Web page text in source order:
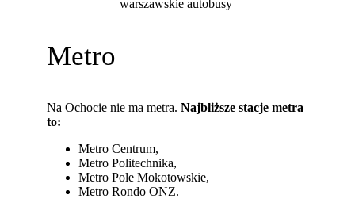
warszawskie autobusy
Metro
Na Ochocie nie ma metra.Najbliższe stacje metra
to:
Metro Centrum,
Metro Politechnika,
Metro Pole Mokotowskie,
Metro Rondo ONZ.